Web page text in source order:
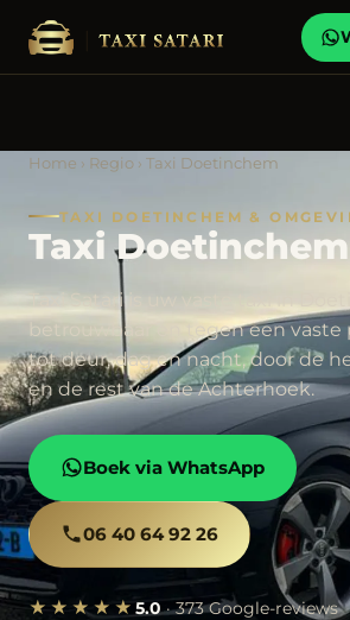
Home › Regio › Taxi Doetinchem
TAXI DOETINCHEM &
Taxi Doetinchem
Taxi Satari is uw vaste taxi in
betrouwbaar en tegen een vaste
tot deur, dag en nacht, door de
en de rest van de Achterhoek.
Boek via WhatsApp
06 40 64 92 26
★★★★★ 5.0· 373 Google-reviews